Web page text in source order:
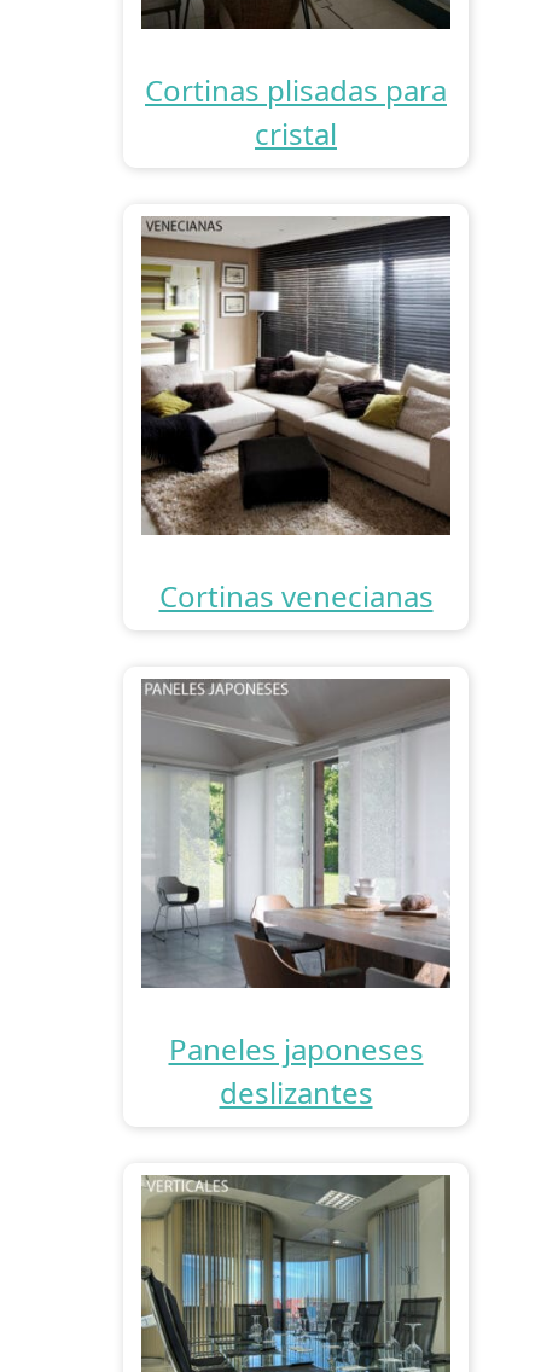
Cortinas plisadas para
cristal
Cortinas venecianas
Paneles japoneses
deslizantes